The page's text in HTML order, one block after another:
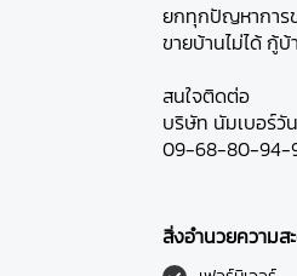
ยกทุกปัญหาการ
ขายบ้านไม่ได้ กู้
สนใจติดต่อ
บริษัท นัมเบอร์วั
09-68-80-94-
สิ่งอำนวยความส